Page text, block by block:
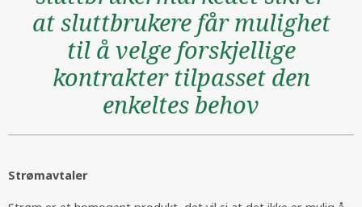
at sluttbrukere får mulighet
til å velge forskjellige
kontrakter tilpasset den
enkeltes behov
Strømavtaler